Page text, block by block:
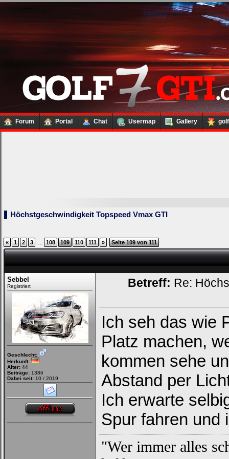
Forum Portal Chat Usermap Gallery
Höchstgeschwindigkeit Topspeed Vmax GTI
« 1 2 3 ... 108 109 110 111 » Seite 109 von 111
Sebbel
Registriert
Geschlecht:
Herkunft:
Alter: 44
Beiträge: 1386
Dabei seit: 10 / 2019
Betreff: Re:
Ich seh das wie
Platz machen,
kommen sehe
Abstand per
Ich erwarte
Spur fahren und
"Wer immer alles